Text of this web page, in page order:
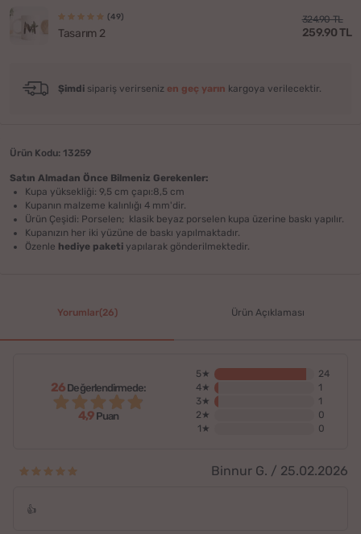
(49)
Tasarım 2
324.90 TL
259.90 TL
Şimdi sipariş verirseniz en geç yarın kargoya verilecektir.
Ürün Kodu: 13259
Satın Almadan Önce Bilmeniz Gerekenler:
Kupa yüksekliği: 9,5 cm çapı:8,5 cm
Kupanın malzeme kalınlığı 4 mm'dir.
Ürün Çeşidi: Porselen; klasik beyaz porselen kupa üzerine baskı yapılır.
Kupanızın her iki yüzüne de baskı yapılmaktadır.
Özenle hediye paketi yapılarak gönderilmektedir.
Yorumlar(26) Ürün Açıklaması
26 Değerlendirmede:
4,9 Puan
5★
24
4★
1
3★
1
2★
0
1★
0
Binnur G. / 25.02.2026
👍